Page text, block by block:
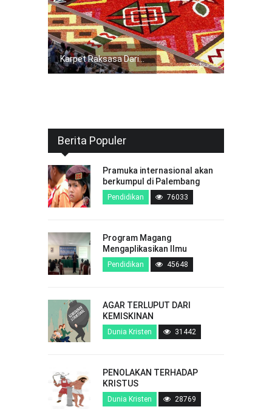
Karpet Raksasa Dari...
Berita Populer
Pramuka internasional akan
berkumpul di Palembang
Pendidikan 76033
Program Magang
Mengaplikasikan Ilmu
Pendidikan 45648
AGAR TERLUPUT DARI
KEMISKINAN
Dunia Kristen 31442
PENOLAKAN TERHADAP
KRISTUS
Dunia Kristen 28769